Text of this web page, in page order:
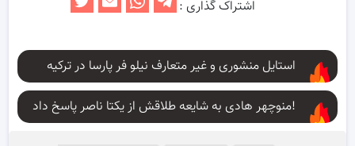
اشتراک گذاری :
استایل منشوری و غیر متعارف نیلو فر پارسا در ترکیه
منوچهر هادی به شایعه طلاقش از یکتا ناصر پاسخ داد!